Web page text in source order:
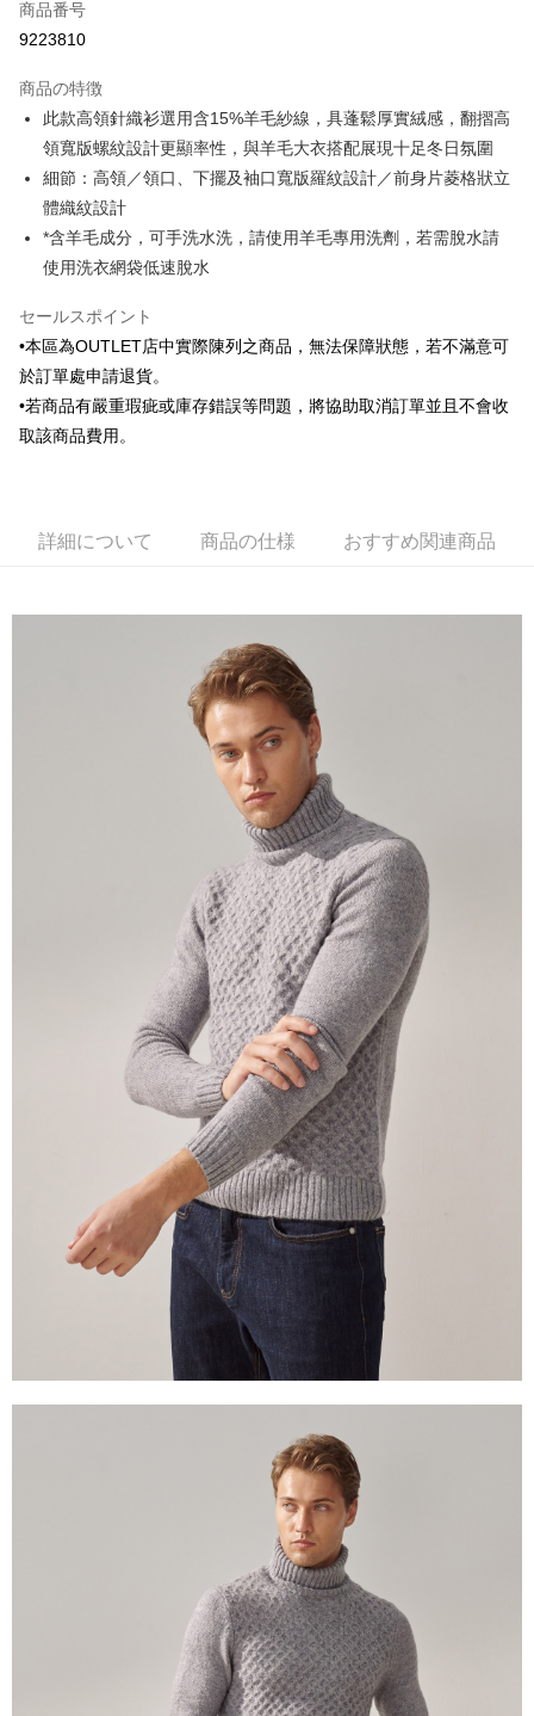
クレジットカード分割払い
合作金庫商業銀行
華南商業銀行
彰化商業銀行
上海商業儲蓄銀行
台北富邦商業銀行
国泰世華商業銀行
兆豐國際商業銀行
台湾中小企業銀行
聯邦商業銀行
遠東国際商業銀行
元大商業銀行
台新國際商業銀行
台湾楽天クレジットカード会社
6回払い、金利0、毎回
華南商業銀行
彰化商業銀行
上海商業儲蓄銀行
台北富邦商業銀行
国泰世華商業銀行
台湾中小企業銀行
台中商業銀行
HSBC(台湾)商業銀行
元大商業銀行
台新國際商業銀行
中国信託商業銀行
台湾楽天クレジットカード会社
LINE Pay
Apple Pay
JKOPAY
Easy Wallet
Google Pay
Plus Pay
AFTEE代金後払い
説明
3.注文するときのお支払いは不要です。商品はご指定の住所に配送されま
の場合は、AFTEE アプリプッシュ通知が届きます。
はアプリの通知に従って、4大コンビニ、またはATM/オンラインバンキン
代金納付期限は最短で 14 日以内ですので、ご注意ください。AFTEE アプ
リをダウンロードして AFTEE 会員になるとお支払い期限を最長 45 日以内
お支払期限は、ショップが請求した期日と、AFTEEで延長できる日数をも
とに計算されます。AFTEEで注文すると、商品を受け取るまで支払い期限
を延長できますが、商品を期限内に受け取れない場合があります（例：予
約商品や商品到着日が比較的遅い商品）。そのため、商品到着の有無に関
わらず、AFTEEで指定された期限内にお支払いください。
1.初回 AFTEEを ご利用の際に、認証結果及び当社の審査の結果に基づ
き、限度額が設定されます。
2.決済金額は最低NT$20です。
3.現在、台湾の会員のみご利用いただけます。
三、利用規約「AFTEE代金後払い」（以下当サービスという）はネットプ
ロテクションズ（以下 AFTEE という）が提供し、AFTEEが代金を徴収し
ます。当サービスご利用の際に提供しなければならない個人情報（注文者
の氏名、電話番号、受取人の氏名、電話番号、受取人住所を含むがこれに
限らない）は、AFTEEに渡され当サービスで必要な範囲内で利用されま
す。AFTEEの個人情報の収集、処理、利用について、詳細はAFTEE公式ホ
ームページの『個人情報の収集、処理及び利用に関する声明』をご参照く
https://aftee.tw/privacypolicy/）。
AFTEEの初回ご利用の際に、審査を通過すれば、最高額がNT$10,000にな
ります。支払い期限を過ぎた場合、その金額に基づいて年利20%の遅延滞
納金が加算されます。未成年の利用者は、事前に法定代理人または後見人
の同意を得ればAFTEEをご利用いただけます。
個人情報の処理、利用について疑問がある、または関連する法律の権利を
行使したい場合は、ネットプロテクションズcs_tw@netprotections.co.jp
にご連絡ください。上記に示した個人情報を、必要な購入注文書とあわせ
理、利用を許可することににご同意いただけない場合は、当サービスを選
配送方法
配送毎にNT$350、NT$3,500以上で送料無料
商品番号
9223810
商品の特徴
此款高領針織衫選用含15%羊毛紗線，具蓬鬆厚實絨感，翻摺高
領寬版螺紋設計更顯率性，與羊毛大衣搭配展現十足冬日氛圍
細節：高領／領口、下擺及袖口寬版羅紋設計／前身片菱格狀立
體織紋設計
*含羊毛成分，可手洗水洗，請使用羊毛專用洗劑，若需脫水請
使用洗衣網袋低速脫水
セールスポイント
•本區為OUTLET店中實際陳列之商品，無法保障狀態，若不滿意可
於訂單處申請退貨。
•若商品有嚴重瑕疵或庫存錯誤等問題，將協助取消訂單並且不會收
取該商品費用。
詳細について 商品の仕様 おすすめ関連商品